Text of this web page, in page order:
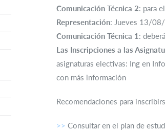
Comunicación Técnica 2: para
Representación: Jueves 13/
Comunicación Técnica 1 :
Las Inscripciones a las
asignaturas electivas: Ing en
con más información
Recomendaciones para
>> Consultar en el plan de